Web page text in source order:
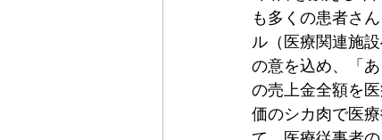
も多くの患者さ
ル（医療関連施
の意を込め、「
の売上金全額を
価のシカ肉で医